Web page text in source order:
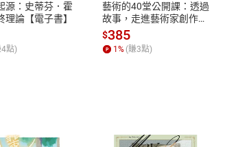
源：史蒂芬．霍
理論【電子書】
4點)
藝術的40堂公開課：透過
故事，走進藝術家創作現
場，看藝術如何誕生、如
何形塑人類生活【電子
書】
$385
1% (賺3點)